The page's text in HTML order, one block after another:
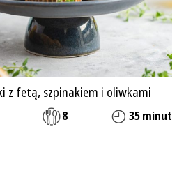
z fetą, szpinakiem i oliwkami
8 35 minut